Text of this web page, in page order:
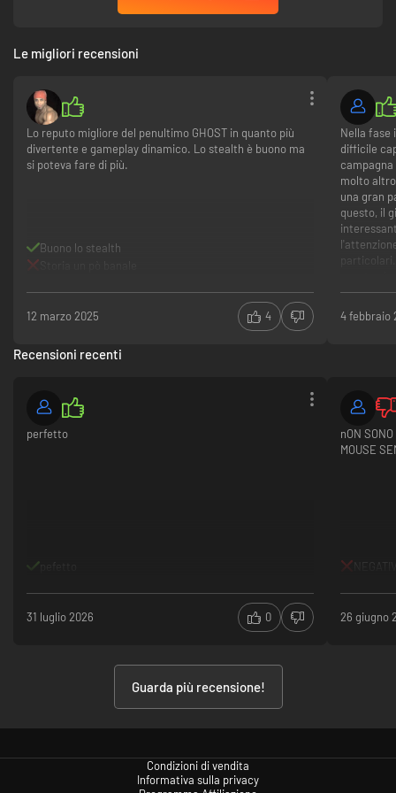
Le migliori recensioni
Lo reputo migliore del penultimo GHOST in quanto più
divertente e gameplay dinamico. Lo stealth è buono ma
si poteva fare di più.
Buono lo stealth
12 marzo 2025 4
Nella fase
difficile
molto
una gran
questo, il
"Metal
Libertà
4 febbraio
Recensioni recenti
perfetto
31 luglio 2026 0
nON
MOUSE
26 giugno
Guarda più recensione!
Condizioni di vendita
Informativa sulla privacy